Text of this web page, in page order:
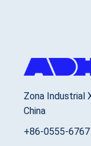
Zona Industrial
China
+86-0555-